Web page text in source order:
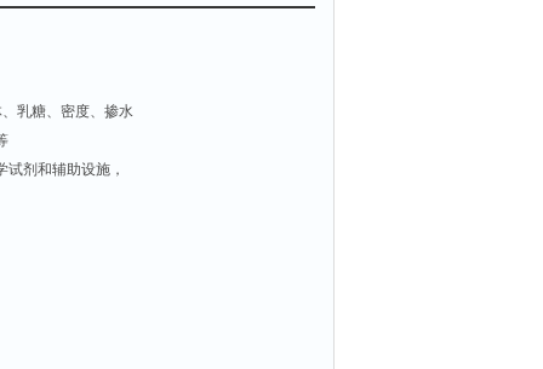
乳糖、密度、掺水
剂和辅助设施，